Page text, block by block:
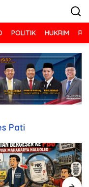
POLITIK HUKRIM
Pati